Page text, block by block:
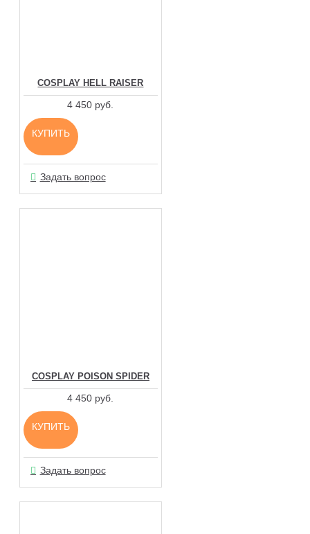
COSPLAY HELL RAISER
4 450 руб.
КУПИТЬ
Задать вопрос
COSPLAY POISON SPIDER
4 450 руб.
КУПИТЬ
Задать вопрос